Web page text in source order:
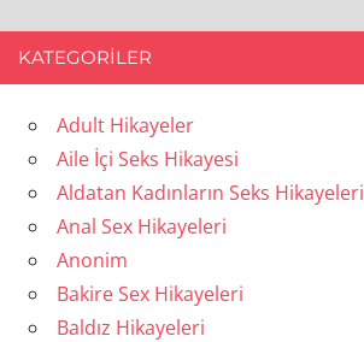
KATEGORILER
Adult Hikayeler
Aile İçi Seks Hikayesi
Aldatan Kadınların Seks Hikayeleri
Anal Sex Hikayeleri
Anonim
Bakire Sex Hikayeleri
Baldız Hikayeleri